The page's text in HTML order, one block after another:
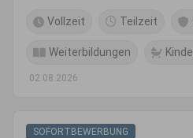
Vollzeit Teilzeit
Weiterbildungen
02.08.2026
SOFORTBEWERBUNG